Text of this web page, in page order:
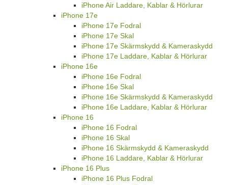
iPhone Air Laddare, Kablar & Hörlurar
iPhone 17e
iPhone 17e Fodral
iPhone 17e Skal
iPhone 17e Skärmskydd & Kameraskydd
iPhone 17e Laddare, Kablar & Hörlurar
iPhone 16e
iPhone 16e Fodral
iPhone 16e Skal
iPhone 16e Skärmskydd & Kameraskydd
iPhone 16e Laddare, Kablar & Hörlurar
iPhone 16
iPhone 16 Fodral
iPhone 16 Skal
iPhone 16 Skärmskydd & Kameraskydd
iPhone 16 Laddare, Kablar & Hörlurar
iPhone 16 Plus
iPhone 16 Plus Fodral